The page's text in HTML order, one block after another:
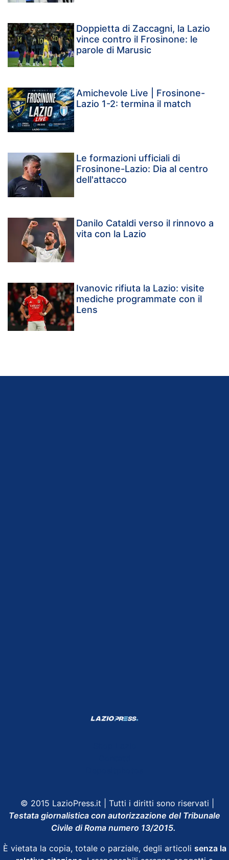
Doppietta di Zaccagni, la Lazio
vince contro il Frosinone: le
parole di Marusic
Amichevole Live | Frosinone-
Lazio 1-2: termina il match
Le formazioni ufficiali di
Frosinone-Lazio: Dia al centro
dell'attacco
Danilo Cataldi verso il rinnovo a
vita con la Lazio
Ivanovic rifiuta la Lazio: visite
mediche programmate con il
Lens
© 2015 LazioPress.it | Tutti i diritti sono riservati |
Testata giornalistica con autorizzazione del Tribunale
Civile di Roma numero 13/2015.
È vietata la copia, totale o parziale, degli articoli senza la